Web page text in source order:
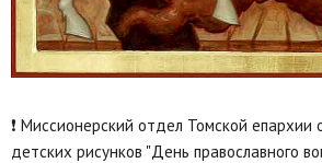
❗️ Миссионерский отдел Томской епархии
детских рисунков "День православного